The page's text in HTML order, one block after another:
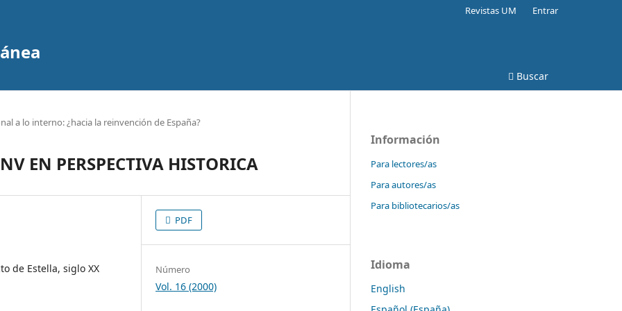
Buscar
Revistas UM Entrar
a lo interno: ¿hacia la reinvención de España?
EN PERSPECTIVA HISTORICA
de Estella, siglo XX
PDF
Número
Vol. 16 (2000)
Información
Para lectores/as
Para autores/as
Para bibliotecarios/as
Idioma
English